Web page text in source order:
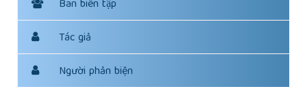
Ban biên tập
Tác giả
Người phản biện